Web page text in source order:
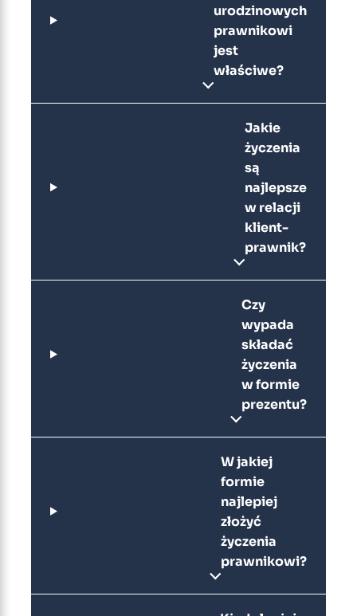
urodzinowych
prawnikowi
jest
właściwe?
Jakie
życzenia
są
najlepsze
w relacji
klient-
prawnik?
Czy
wypada
składać
życzenia
w formie
prezentu?
W jakiej
formie
najlepiej
złożyć
życzenia
prawnikowi?